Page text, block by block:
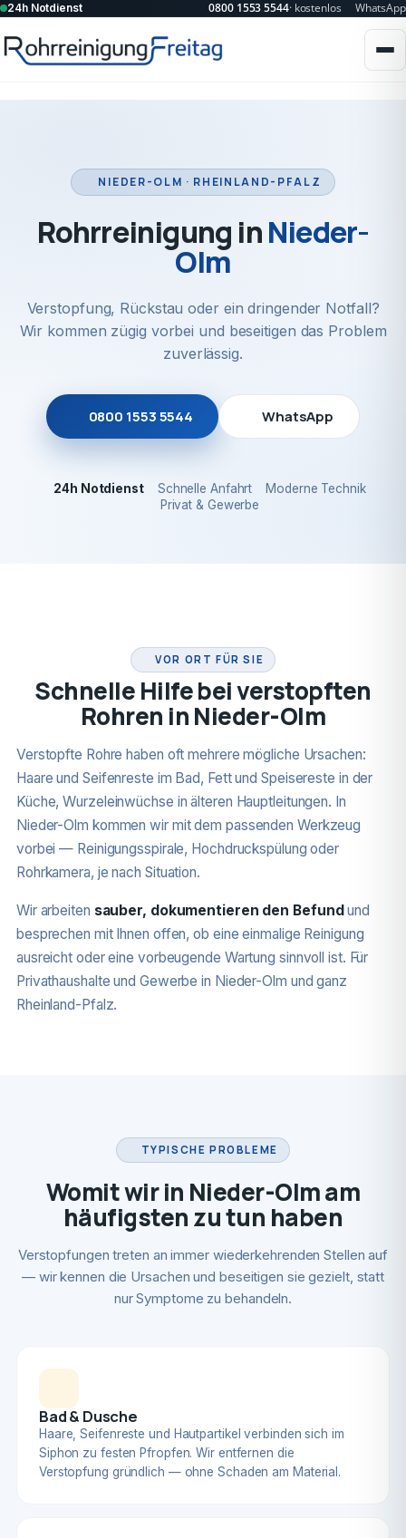
24h Notdienst 0800 1553 5544· kostenlos WhatsApp
NIEDER-OLM · RHEINLAND-PFALZ
Rohrreinigung inNieder-
Olm
Verstopfung, Rückstau oder ein dringender Notfall?
Wir kommen zügig vorbei und beseitigen das Problem
zuverlässig.
0800 1553 5544 WhatsApp
24h Notdienst Schnelle Anfahrt
Moderne Technik
Privat & Gewerbe
VOR ORT FÜR SIE
Schnelle Hilfe bei verstopften
Rohren in Nieder-Olm
Verstopfte Rohre haben oft mehrere mögliche Ursachen:
Haare und Seifenreste im Bad, Fett und Speisereste in der
Küche, Wurzeleinwüchse in älteren Hauptleitungen. In
Nieder-Olm kommen wir mit dem passenden Werkzeug
vorbei — Reinigungsspirale, Hochdruckspülung oder
Rohrkamera, je nach Situation.
Wir arbeiten sauber, dokumentieren den Befundund
besprechen mit Ihnen offen, ob eine einmalige Reinigung
ausreicht oder eine vorbeugende Wartung sinnvoll ist. Für
Privathaushalte und Gewerbe in Nieder-Olm und ganz
Rheinland-Pfalz.
TYPISCHE PROBLEME
Womit wir in Nieder-Olm am
häufigsten zu tun haben
Verstopfungen treten an immer wiederkehrenden Stellen auf
— wir kennen die Ursachen und beseitigen sie gezielt, statt
nur Symptome zu behandeln.
Bad & Dusche
Haare, Seifenreste und Hautpartikel verbinden sich im
Siphon zu festen Pfropfen. Wir entfernen die
Verstopfung gründlich — ohne Schaden am Material.